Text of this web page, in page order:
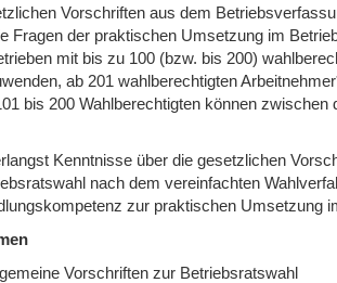
Vorschriften aus dem
Fragen der praktischen Umsetzung im
mit bis zu 100 (bzw. bis 200)
ab 201 wahlberechtigten
bis 200 Wahlberechtigten können
Kenntnisse über die gesetzlichen
nach dem vereinfachten
zur praktischen Umsetzung
Vorschriften zur Betriebsratswahl